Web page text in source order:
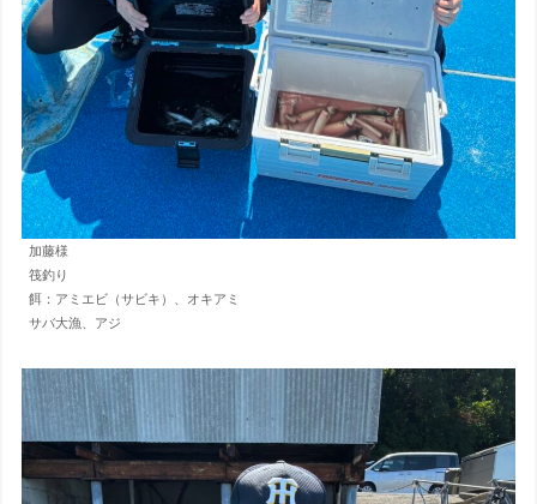
加藤様
筏釣り
餌：アミエビ（サビキ）、オキアミ
サバ大漁、アジ